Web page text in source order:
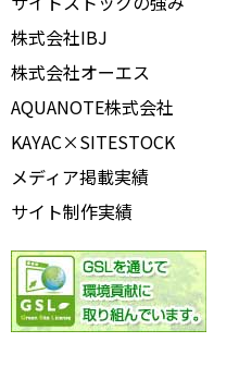
株式会社IBJ
株式会社オーエス
AQUANOTE株式会社
KAYAC×SITESTOCK
メディア掲載実績
サイト制作実績